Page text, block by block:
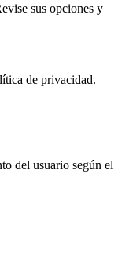
sus opciones y
de privacidad.
del usuario según el